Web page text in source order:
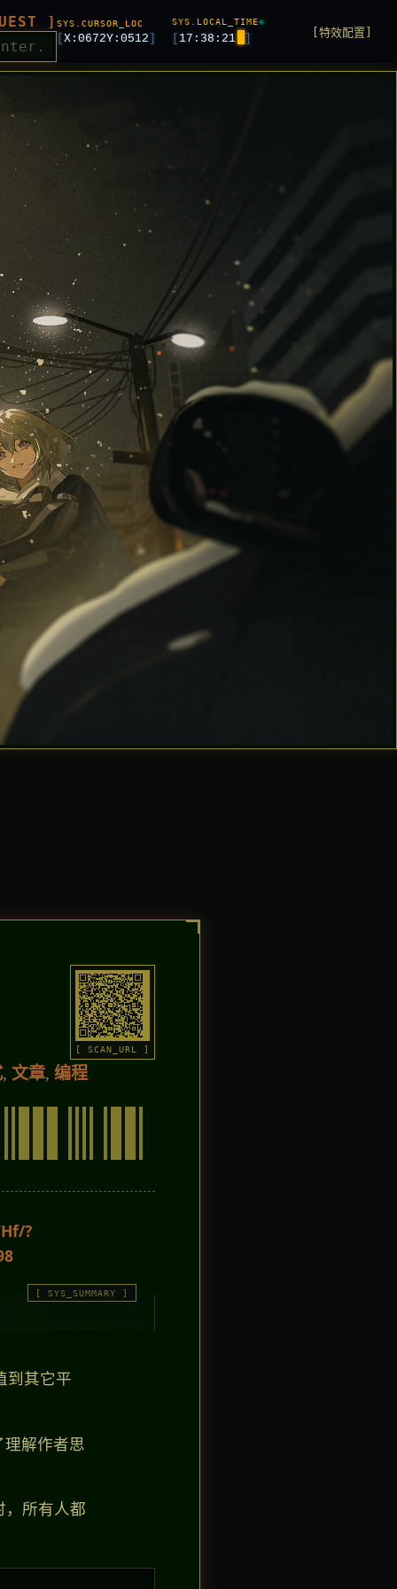
] SYS.CURSOR_LOC
[X: 0672Y: 0512]
SYS.LOCAL_TIME
[ 17:38:23 ] [特效配置]
[ SCAN_URL ]
, 文章, 编程
?
到其它平
解作者思
，所有人都